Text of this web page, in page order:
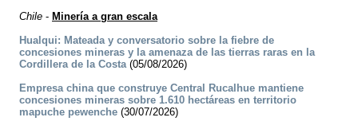
Chile - Minería a gran escala
Hualqui: Mateada y conversatorio sobre la fiebre de
concesiones mineras y la amenaza de las tierras raras en la
Cordillera de la Costa(05/08/2026)
Empresa china que construye Central Rucalhue mantiene
concesiones mineras sobre 1.610 hectáreas en territorio
mapuche pewenche (30/07/2026)